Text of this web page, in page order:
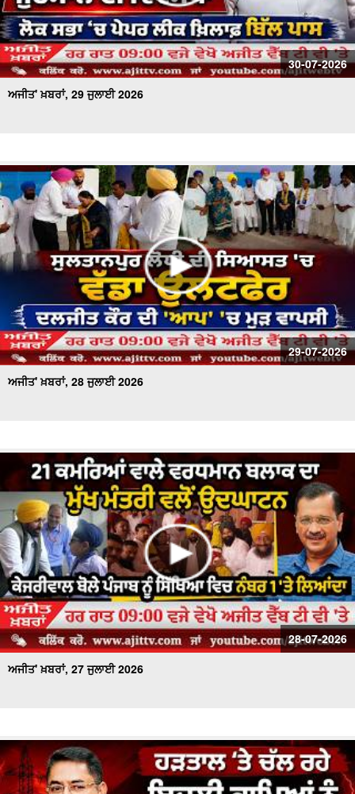
30-07-2026
ਅਜੀਤ' ਖ਼ਬਰਾਂ, 29 ਜੁਲਾਈ 2026
29-07-2026
ਅਜੀਤ' ਖ਼ਬਰਾਂ, 28 ਜੁਲਾਈ 2026
28-07-2026
ਅਜੀਤ' ਖ਼ਬਰਾਂ, 27 ਜੁਲਾਈ 2026